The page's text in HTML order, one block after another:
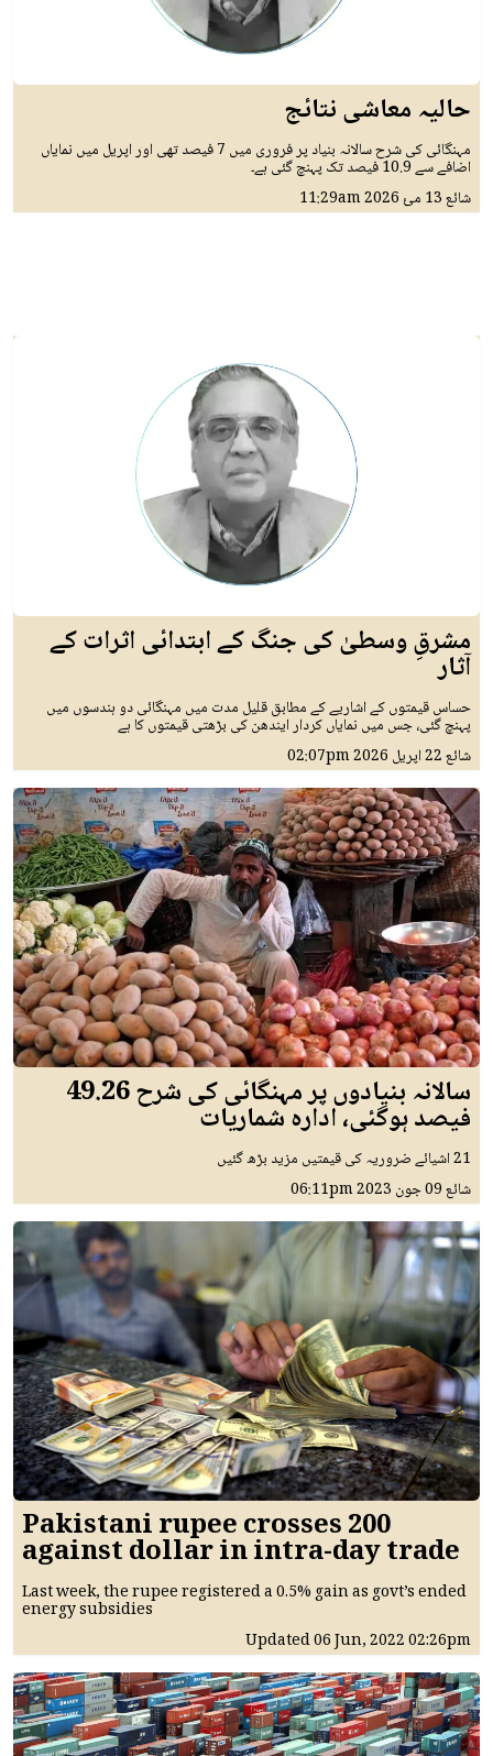
حالیہ معاشی نتائج
مہنگائی کی شرح سالانہ بنیاد پر فروری میں 7 فیصد تھی اور اپریل میں نمایاں
اضافے سے 10.9 فیصد تک پہنچ گئی ہے۔
شائع13 مئ 2026 11:29am
مشرقِ وسطیٰ کی جنگ کے ابتدائی اثرات کے
آثار
حساس قیمتوں کے اشاریے کے مطابق قلیل مدت میں مہنگائی دو ہندسوں میں
پہنچ گئی، جس میں نمایاں کردار ایندھن کی بڑھتی قیمتوں کا ہے
شائع22 اپريل 2026 02:07pm
سالانہ بنیادوں پر مہنگائی کی شرح 49.26
فیصد ہوگئی، ادارہ شماریات
21 اشیائے ضروریہ کی قیمتیں مزید بڑھ گئیں
شائع09 جون 2023 06:11pm
Pakistani rupee crosses 200
against dollar in intra-day trade
Last week, the rupee registered a 0.5% gain as govt’s ended
energy subsidies
Updated06 Jun, 202202:26pm